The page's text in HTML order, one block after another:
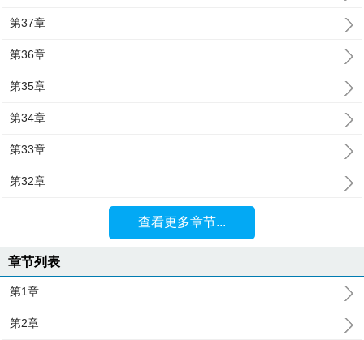
第37章
第36章
第35章
第34章
第33章
第32章
查看更多章节...
章节列表
第1章
第2章